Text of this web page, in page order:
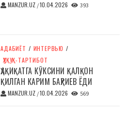
MANZUR.UZ /10.04.2026 393
АДАБИЁТ / ИНТЕРВЬЮ /
ҲУҚУҚ-ТАРТИБОТ
ҲАҚИҚАТГА КЎКСИНИ ҚАЛҚОН
ҚИЛГАН КАРИМ БАҲРИЕВ ЁДИ
MANZUR.UZ /10.04.2026 569